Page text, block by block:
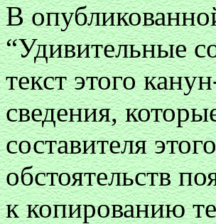
В
“Удивительные
текст этого
сведения,
составителя
обстоятельств
к копированию